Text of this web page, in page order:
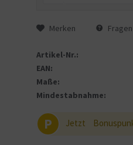
Merken
Artikel-Nr.:
EAN:
Maße:
Mindestabnahme:
P Jetzt